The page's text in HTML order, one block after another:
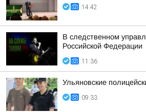
14:42
В следственном
Российской Федерации
11:36
Ульяновские
09:33